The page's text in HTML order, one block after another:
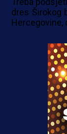
dres Širokog
Hercegovine,